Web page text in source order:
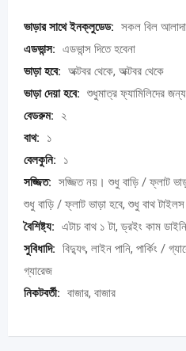
ভাড়ার সাথে ইনক্লুডেড: সকল বিল আলাদা
এডভান্স: এডভান্স দিতে হবেনা
ভাড়া হবে: অক্টবর থেকে, অক্টবর থেকে
ভাড়া দেয়া হবে: শুধুমাত্র ফ্যামিলিদের
বেডরুম:
২
বাথ:
১
বেলকুনি:
১
সজ্জিত: সজ্জিত নয়। শুধু বাড়ি / ফ্লাট
শুধু বাড়ি / ফ্লাট ভাড়া হবে, শুধু বাথ টাইলস
বৈশিষ্ট্য: এটাচ বাথ ১ টা, ড্রইং কাম
সুবিধাদি: বিদ্যুৎ, লাইন পানি, পার্কিং /
গ্যারেজ
নিকটবর্তী: বাজার, বাজার